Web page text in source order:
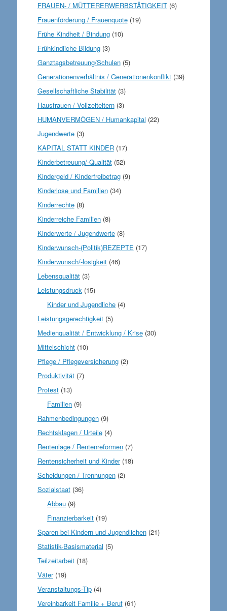
FRAUEN- / MÜTTERERWERBSTÄTIGKEIT(6)
Frauenförderung / Frauenquote(19)
Frühe Kindheit / Bindung(10)
Frühkindliche Bildung(3)
Ganztagsbetreuung/Schulen(5)
Generationenverhältnis / Generationenkonflikt(39)
Gesellschaftliche Stabilität(3)
Hausfrauen / Vollzeiteltern(3)
HUMANVERMÖGEN / Humankapital (22)
Jugendwerte(3)
KAPITAL STATT KINDER(17)
Kinderbetreuung/-Qualität(52)
Kindergeld / Kinderfreibetrag(9)
Kinderlose und Familien(34)
Kinderrechte(8)
Kinderreiche Familien(8)
Kinderwerte / Jugendwerte(8)
Kinderwunsch-(Politik)REZEPTE (17)
Kinderwunsch/-losigkeit(46)
Lebensqualität(3)
Leistungsdruck(15)
Kinder und Jugendliche (4)
Leistungsgerechtigkeit(5)
Medienqualität / Entwicklung / Krise(30)
Mittelschicht(10)
Pflege / Pflegeversicherung(2)
Produktivität(7)
Protest(13)
Familien (9)
Rahmenbedingungen(9)
Rechtsklagen / Urteile(4)
Rentenlage / Rentenreformen(7)
Rentensicherheit und Kinder(18)
Scheidungen / Trennungen(2)
Sozialstaat(36)
Abbau (9)
Finanzierbarkeit (19)
Sparen bei Kindern und Jugendlichen(21)
Statistik-Basismaterial (5)
Teilzeitarbeit(18)
Väter(19)
Veranstaltungs-Tip(4)
Vereinbarkeit Familie + Beruf(61)